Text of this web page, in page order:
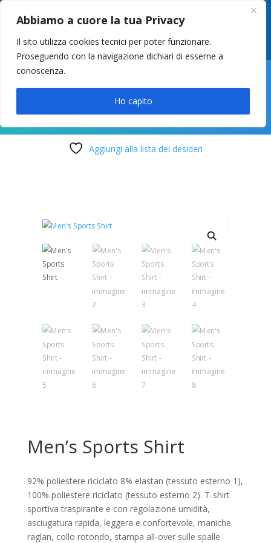
Abbiamo a cuore la tua Privacy
Il sito utilizza cookies tecnici per poter funzionare.
Proseguendo con la navigazione dichiari di esserne a
conoscenza.
Ho capito
049 8627946 –info@cstosetto.it
LUN-VEN 9-12 / 14:30-17
Aggiungi alla lista dei desideri
Men’s Sports Shirt
92% poliestere riciclato 8% elastan (tessuto esterno 1),
100% poliestere riciclato (tessuto esterno 2). T-shirt
sportiva traspirante e con regolazione umidità,
asciugatura rapida, leggera e confortevole, maniche
raglan, collo rotondo, stampa all-over sulle spalle